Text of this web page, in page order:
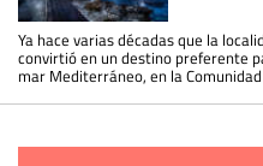
Ya hace varias décadas que la
convirtió en un destino preferente
mar Mediterráneo, en la